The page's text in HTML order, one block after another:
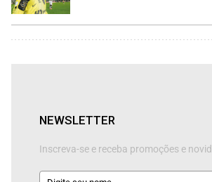
NEWSLETTER
Inscreva-se e receba promoções e